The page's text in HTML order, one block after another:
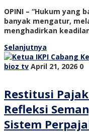
OPINI – “Hukum yang
banyak mengatur,
menghadirkan
Selanjutnya
bioz tv April 21, 2026 0
Restitusi
Refleksi
Sistem